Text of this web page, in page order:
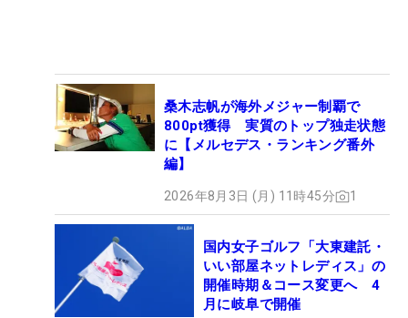
桑木志帆が海外メジャー制覇で
800pt獲得 実質のトップ独走状態
に【メルセデス・ランキング番外
編】
2026年8月3日 (月) 11時45分 1
国内女子ゴルフ「大東建託・
いい部屋ネットレディス」の
開催時期＆コース変更へ 4
月に岐阜で開催